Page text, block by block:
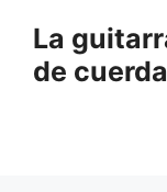
contenido
La
de